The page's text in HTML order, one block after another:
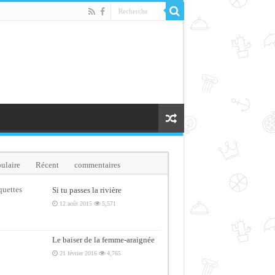
Récent commentaires
Si tu passes la rivière
12 août 2015 5,571
Le baiser de la femme-araignée
21 février 2016 4,765